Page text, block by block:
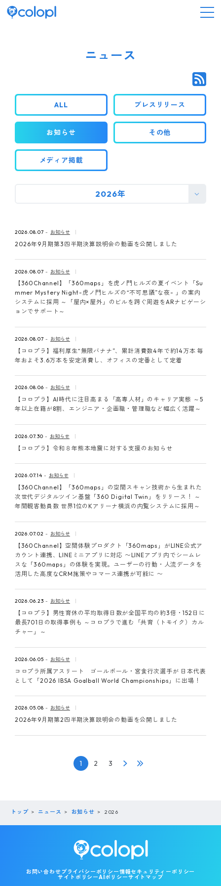
IR情報
採用情報
ピンマーク
ニュース
ALL プレスリリース
お知らせ その他
メディア掲載
2026年
2026.08.07 お知らせ
2026年9月期第3四半期決算説明会の動画を公開しました
2026.08.07 お知らせ
【360Channel】「360maps」を虎ノ門ヒルズの夏イベント「Su
mmer Mystery Night-虎ノ門ヒルズの“不可思議”な夜- 」の案内
システムに採用 ～「屋内×屋外」のビルを跨ぐ周遊をARナビゲーシ
ョンでサポート～
2026.08.07 お知らせ
【コロプラ】福利厚生“無限バナナ”、累計消費数4年で約14万本 毎
年およそ3.6万本を安定消費し、オフィスの定番として定着
2026.08.06 お知らせ
【コロプラ】AI時代に注目高まる「高専人材」のキャリア実態 ～5
年以上在籍が8割、エンジニア・企画職・管理職など幅広く活躍～
2026.07.30 お知らせ
【コロプラ】令和８年熊本地震に対する支援のお知らせ
2026.07.14 お知らせ
【360Channel】「360maps」の空間スキャン技術から生まれた
次世代デジタルツイン基盤「360 Digital Twin」をリリース！ ～
年間観客動員数 世界1位のKアリーナ横浜の内覧システムに採用～
2026.07.02 お知らせ
【360Channel】空間体験プロダクト「360maps」がLINE公式ア
カウント連携、LINEミニアプリに対応 〜LINEアプリ内でシームレ
スな「360maps」の体験を実現。ユーザーの行動・人流データを
活用した高度なCRM施策やコマース連携が可能に 〜
2026.06.23 お知らせ
【コロプラ】男性育休の平均取得日数が全国平均の約3倍・152日に
最長701日の取得事例も ～コロプラで進む「共育（トモイク）カル
チャー」～
2026.06.05 お知らせ
コロプラ所属アスリート ゴールボール・宮食行次選手が 日本代表
として「2026 IBSA Goalball World Championships」に出場！
2026.05.08 お知らせ
2026年9月期第2四半期決算説明会の動画を公開しました
1 2 3
トップ ニュース お知らせ 2026
お問い合わせ プライバシーポリシー情報セキュリティーポリシー
サイトポリシーAIポリシーサイトマップ